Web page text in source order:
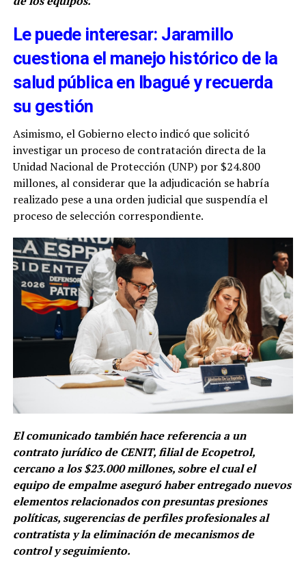
Le puede interesar: Jaramillo
cuestiona el manejo histórico de la
salud pública en Ibagué y recuerda
su gestión
Asimismo, el Gobierno electo indicó que solicitó
investigar un proceso de contratación directa de la
Unidad Nacional de Protección (UNP) por $24.800
millones, al considerar que la adjudicación se habría
realizado pese a una orden judicial que suspendía el
proceso de selección correspondiente.
El comunicado también hace referencia a un
contrato jurídico de CENIT, filial de Ecopetrol,
cercano a los $23.000 millones, sobre el cual el
equipo de empalme aseguró haber entregado nuevos
elementos relacionados con presuntas presiones
políticas, sugerencias de perfiles profesionales al
contratista y la eliminación de mecanismos de
control y seguimiento.